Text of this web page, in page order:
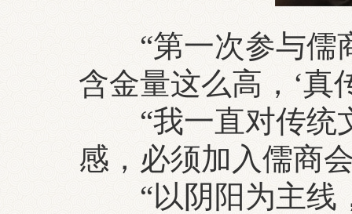
“第一次参与儒
含金量这么高，‘真
“我一直对传统
感，必须加入儒商
“以阴阳为主线